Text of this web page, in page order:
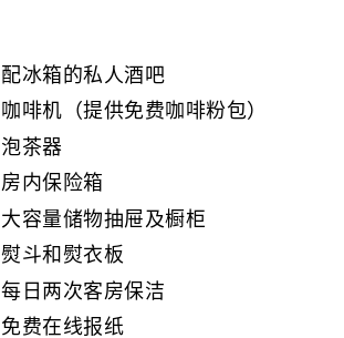
配冰箱的私人酒吧
咖啡机（提供免费咖啡粉包）
泡茶器
房内保险箱
大容量储物抽屉及橱柜
熨斗和熨衣板
每日两次客房保洁
免费在线报纸